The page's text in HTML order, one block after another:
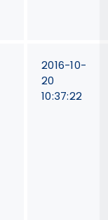
2016-10-
20
10:37:22